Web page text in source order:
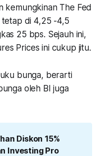
kemungkinan The Fed
tetap di 4,25 -4,5
25 bps. Sejauh ini,
Prices ini cukup jitu.
bunga, berarti
oleh BI juga
Diskon 15%
Investing Pro